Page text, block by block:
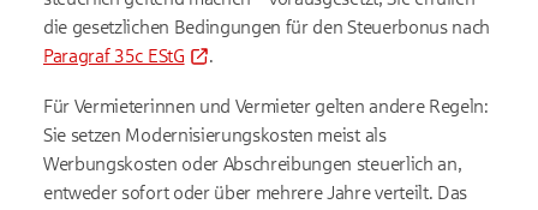
die gesetzlichen Bedingungen für den Steuerbonus nach
Paragraf 35c EStG
.
Für Vermieterinnen und Vermieter gelten andere Regeln:
Sie setzen Modernisierungskosten meist als
Werbungskosten oder Abschreibungen steuerlich an,
entweder sofort oder über mehrere Jahre verteilt. Das